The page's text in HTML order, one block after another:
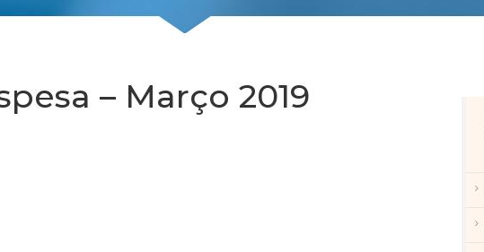
– Março 2019